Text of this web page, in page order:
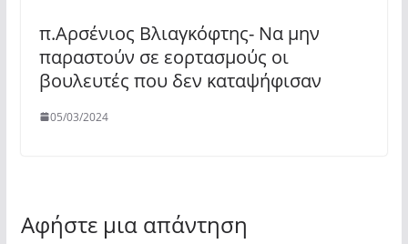
π.Αρσένιος Βλιαγκόφτης- Να μην
παραστούν σε εορτασμούς οι
βουλευτές που δεν καταψήφισαν
05/03/2024
Αφήστε μια απάντηση